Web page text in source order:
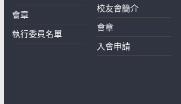
會章
執行委員名單
校友會簡介
會章
入會申請